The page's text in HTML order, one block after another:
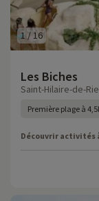
1 /16
Les Biches
Saint-Hilaire-de-
Première plage à
Découvrir activités